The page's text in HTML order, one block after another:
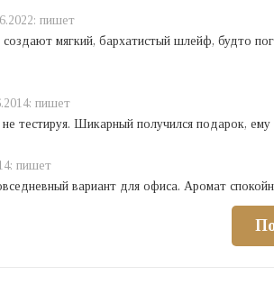
пишет
мягкий, бархатистый шлейф, будто
пишет
тестируя. Шикарный получился подарок, ему
пишет
вариант для офиса. Аромат